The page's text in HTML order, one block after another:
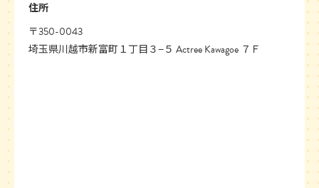
住所
〒350-0043
埼玉県川越市新富町１丁目３−５ Actree Kawagoe ７Ｆ